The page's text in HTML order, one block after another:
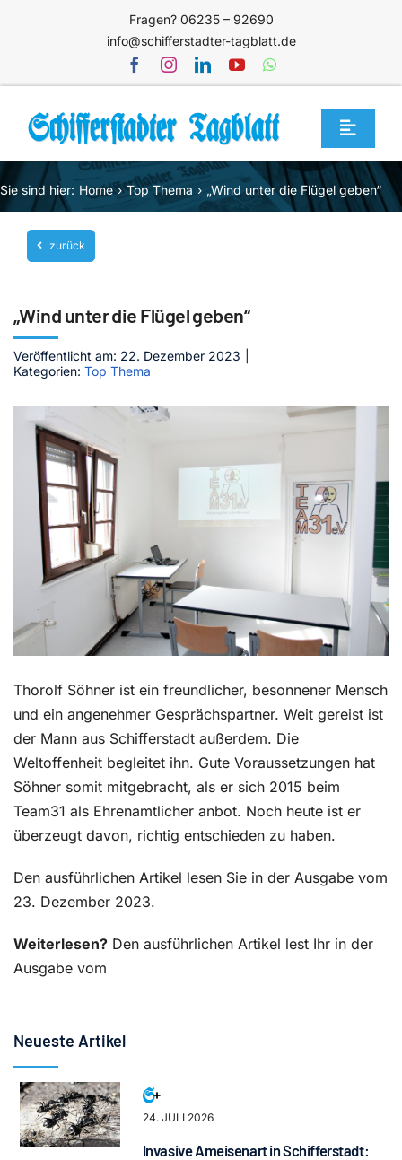
Fragen? 06235 – 92690
info@schifferstadter-tagblatt.de
Toggle
Home
Themen
Blog
Service
Mediathek
Kontakt
Sie sind hier: Home Top Thema „Wind unter die Flügel geben“
zurück
„Wind unter die Flügel geben“
Veröffentlicht am: 22. Dezember 2023
Kategorien: Top Thema
Thorolf Söhner ist ein freundlicher, besonnener Mensch
und ein angenehmer Gesprächspartner. Weit gereist ist
der Mann aus Schifferstadt außerdem. Die
Weltoffenheit begleitet ihn. Gute Voraussetzungen hat
Söhner somit mitgebracht, als er sich 2015 beim
Team31 als Ehrenamtlicher anbot. Noch heute ist er
überzeugt davon, richtig entschieden zu haben.
Den ausführlichen Artikel lesen Sie in der Ausgabe vom
23. Dezember 2023.
Weiterlesen? Den ausführlichen Artikel lest Ihr in der
Ausgabe vom
Neueste Artikel
24. JULI 2026
Invasive Ameisenart in Schifferstadt: